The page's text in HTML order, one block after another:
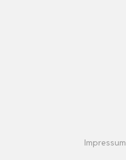
Impressum